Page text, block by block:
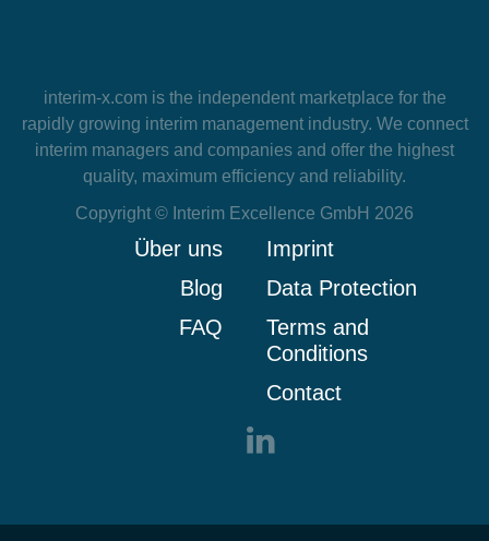
interim-x.comis the independent marketplace for the
rapidly growing interim management industry. We connect
interim managers and companies and offer the highest
quality, maximum efficiency and reliability.
Copyright © Interim Excellence GmbH 2026
Über uns
Blog
FAQ
Imprint
Data Protection
Terms and
Conditions
Contact